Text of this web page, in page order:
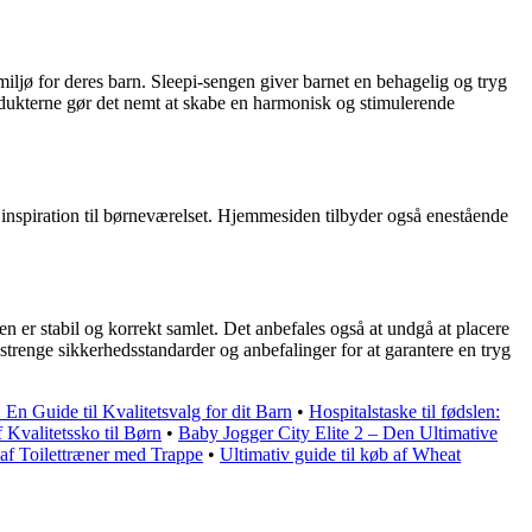
for deres barn. Sleepi-sengen giver barnet en behagelig og tryg
gør det nemt at skabe en harmonisk og stimulerende
til børneværelset. Hjemmesiden tilbyder også enestående
er stabil og korrekt samlet. Det anbefales også at undgå at placere
sikkerhedsstandarder og anbefalinger for at garantere en tryg
En Guide til Kvalitetsvalg for dit Barn • Hospitalstaske til fødslen:
Kvalitetssko til Børn • Baby Jogger City Elite 2 – Den Ultimative
Toilettræner med Trappe • Ultimativ guide til køb af Wheat